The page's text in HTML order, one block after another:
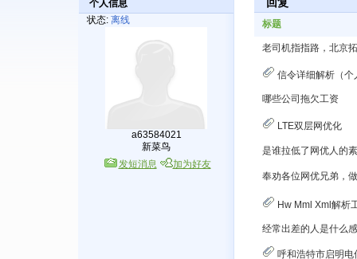
个人信息
状态: 离线
a63584021
新菜鸟
发短消息
加为好友
标题
老司机指指路，北京
信令详细解析（个
哪些公司拖欠工资
LTE双层网优化
是谁拉低了网优人的
Hw Mml Xml解析
经常出差的人是什么
呼和浩特市启明电信工程有限公司